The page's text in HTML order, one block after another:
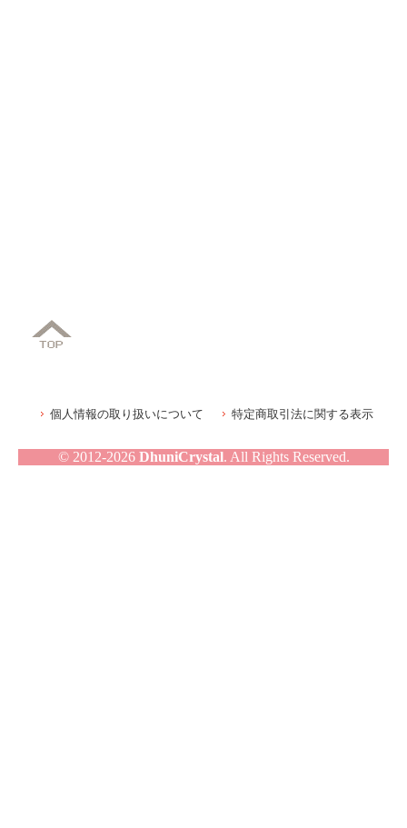
個人情報の取り扱いについて 特定商取引法に関する表示
© 2012-2026 DhuniCrystal. All Rights Reserved.